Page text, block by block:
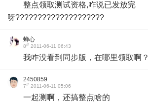
整点领取测试资格,咋说已发放完
呀????????????????????
蝉心
8# 2011-06-11 06:43
我咋没看到同步版，在哪里领取啊？
2450859
7# 2011-06-11 05:06
一起测啊，还搞整点啥的